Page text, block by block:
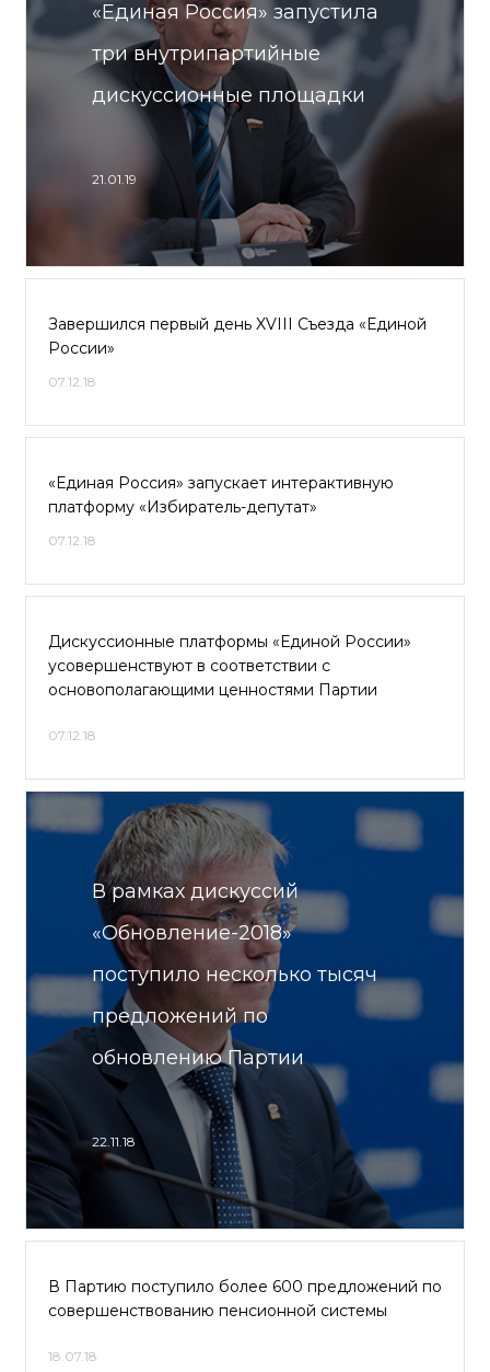
«Единая Россия» запустила
три внутрипартийные
дискуссионные площадки
21.01.19
Завершился первый день XVIII Съезда «Единой
России»
07.12.18
«Единая Россия» запускает интерактивную
платформу «Избиратель-депутат»
07.12.18
Дискуссионные платформы «Единой России»
усовершенствуют в соответствии с
основополагающими ценностями Партии
07.12.18
В рамках дискуссий
«Обновление-2018»
поступило несколько тысяч
предложений по
обновлению Партии
22.11.18
В Партию поступило более 600 предложений по
совершенствованию пенсионной системы
18.07.18